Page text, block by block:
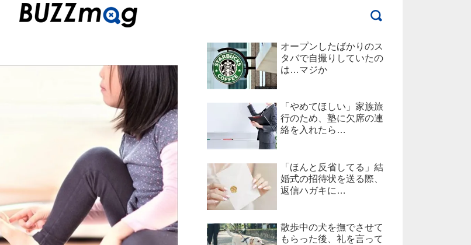
オープンしたばかりのス
タバで自撮りしていたの
は…マジか
「やめてほしい」家族旅
行のため、塾に欠席の連
絡を入れたら…
「ほんと反省してる」結
婚式の招待状を送る際、
返信ハガキに…
散歩中の犬を撫でさせて
もらった後、礼を言って